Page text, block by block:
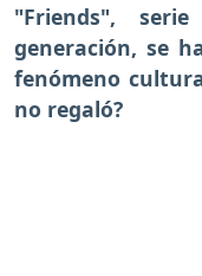
"Friends",
generación, se
fenómeno
no regaló?